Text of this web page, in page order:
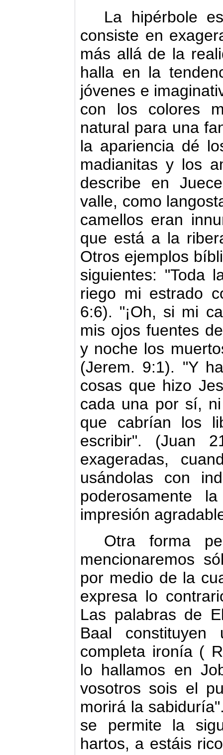
La hipérbole
consiste en
más allá de la
halla en la
jóvenes e
con los colores
natural para una
la apariencia dé
madianitas y los
describe en
valle, como
camellos eran
que está a la
Otros ejemplos
siguientes: "Toda
riego mi estrado
6:6). "¡Oh, si mi
mis ojos fuentes
y noche los
(Jerem. 9:1). "Y
cosas que hizo
cada una por sí,
que cabrían los
escribir". (Juan
exageradas,
usándolas con
poderosamente
impresión
Otra forma
mencionaremos
por medio de la
expresa lo
Las palabras de
Baal
completa ironía (
lo hallamos en
vos­otros sois el
morirá la
se permite la
hartos, a estáis